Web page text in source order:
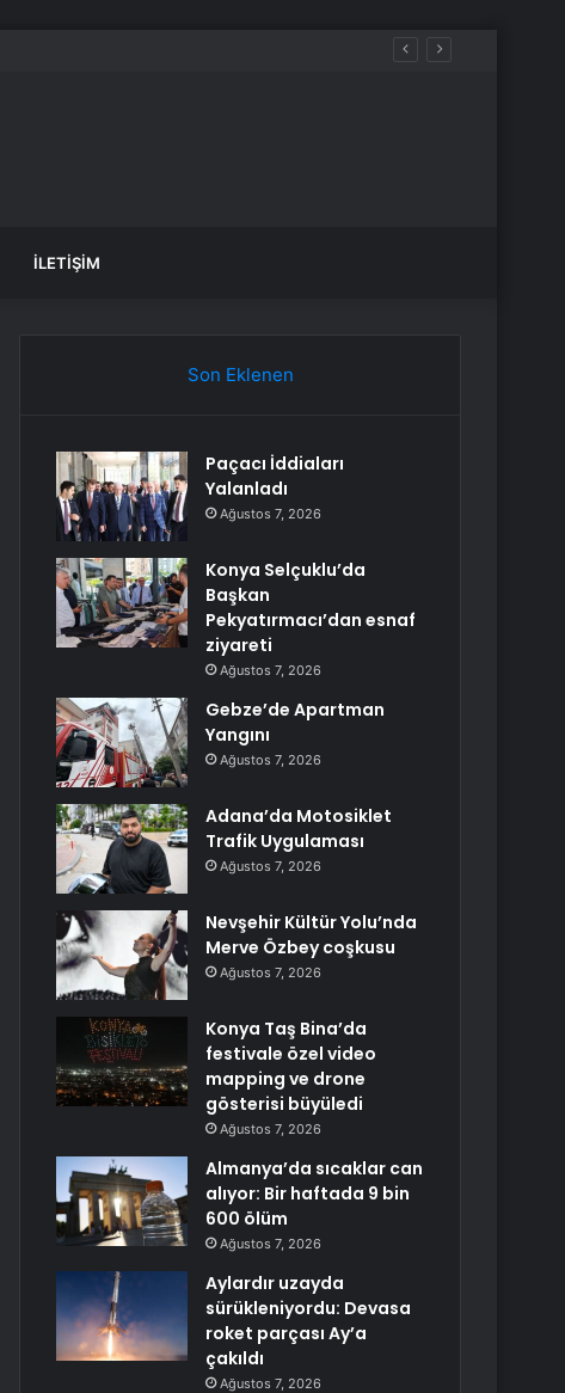
İLETIŞIM
Son Eklenen
Paçacı İddiaları
Yalanladı
Ağustos 7, 2026
Konya Selçuklu’da
Başkan
Pekyatırmacı’dan esnaf
ziyareti
Ağustos 7, 2026
Gebze’de Apartman
Yangını
Ağustos 7, 2026
Adana’da Motosiklet
Trafik Uygulaması
Ağustos 7, 2026
Nevşehir Kültür Yolu’nda
Merve Özbey coşkusu
Ağustos 7, 2026
Konya Taş Bina’da
festivale özel video
mapping ve drone
gösterisi büyüledi
Ağustos 7, 2026
Almanya’da sıcaklar can
alıyor: Bir haftada 9 bin
600 ölüm
Ağustos 7, 2026
Aylardır uzayda
sürükleniyordu: Devasa
roket parçası Ay’a
çakıldı
Ağustos 7, 2026